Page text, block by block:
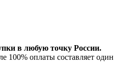
в любую точку России.
100% оплаты составляет один